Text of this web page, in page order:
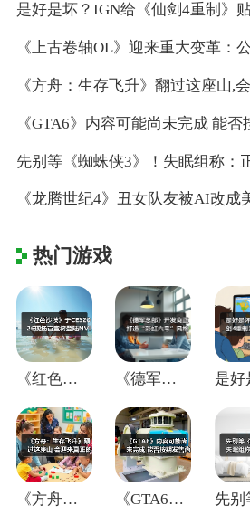
是好是坏？IGN给《仙剑4重制》
《GTA6》内容可能尚未完成 能否
《龙腾世纪4》丑女队友被AI改成
热门游戏
《红色沙漠》于CES2026现场官宣将登 《德军总部》开发商正打造“彩虹六号”风格
《方舟：生存飞升》翻过这座山,会迎来真正 《GTA6》内容可能尚未完成 能否按期发